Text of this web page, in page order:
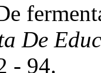
De
- 94.